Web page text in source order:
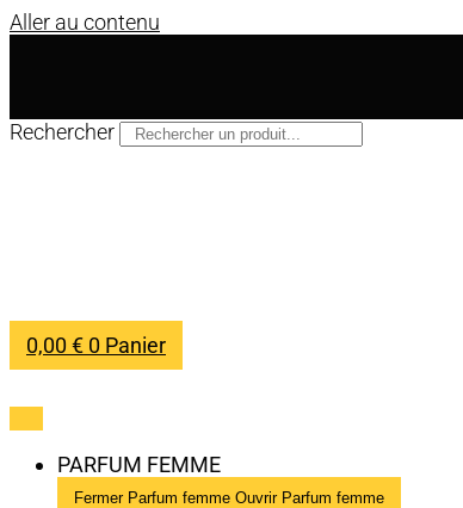
Aller au contenu
Rechercher
0,00€ 0 Panier
PARFUM FEMME
Fermer Parfum femme Ouvrir Parfum femme